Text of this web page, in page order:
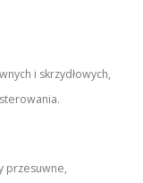
i skrzydłowych,
przesuwne,